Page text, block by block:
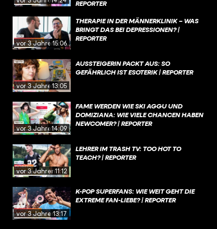
REPORTER
vor 3 Jahren15:06
THERAPIE IN DER MÄNNERKLINIK – WAS
BRINGT DAS BEI DEPRESSIONEN? |
REPORTER
vor 3 Jahren13:05
AUSSTEIGERIN PACKT AUS: SO
GEFÄHRLICH IST ESOTERIK | REPORTER
vor 3 Jahren14:09
FAME WERDEN WIE SKI AGGU UND
DOMIZIANA: WIE VIELE CHANCEN HABEN
NEWCOMER? | REPORTER
vor 3 Jahren11:12
LEHRER IM TRASH TV: TOO HOT TO
TEACH? | REPORTER
vor 3 Jahren13:17
K-POP SUPERFANS: WIE WEIT GEHT DIE
EXTREME FAN-LIEBE? | REPORTER